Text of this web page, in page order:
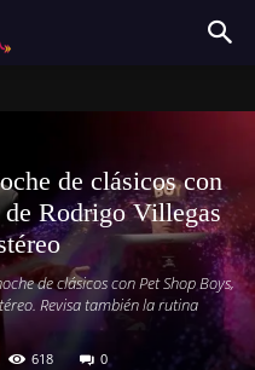
de clásicos con
Rodrigo Villegas
de clásicos con Pet Shop Boys,
Revisa también la rutina
618 0